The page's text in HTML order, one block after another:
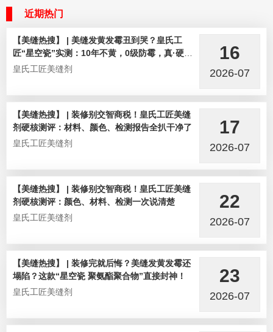
近期热门
【美缝热搜】 | 美缝发黄发霉丑到哭？皇氏工
匠“星空瓷”实测：10年不黄，0级防霉，真·硬核
选手！
皇氏工匠美缝剂
16
2026-07
【美缝热搜】 | 装修别交智商税！皇氏工匠美缝
剂硬核测评：材料、颜色、检测报告全扒干净了
皇氏工匠美缝剂
17
2026-07
【美缝热搜】 | 装修别交智商税！皇氏工匠美缝
剂硬核测评：颜色、材料、检测一次说清楚
皇氏工匠美缝剂
22
2026-07
【美缝热搜】 | 装修完就后悔？美缝发黄发霉还
塌陷？这款“星空瓷 聚氨酯聚合物”直接封神！
皇氏工匠美缝剂
23
2026-07